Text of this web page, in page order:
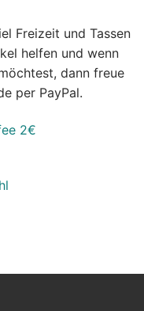
Freizeit und Tassen
helfen und wenn
dann freue
per PayPal.
2€